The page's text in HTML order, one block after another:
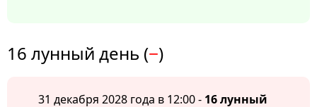
16 лунный день (−)
31 декабря 2028 года в 12:00 - 16 лунный